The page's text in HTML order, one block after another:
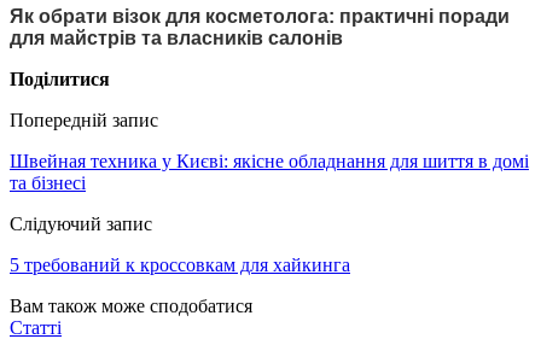
Як обрати візок для косметолога: практичні поради
для майстрів та власників салонів
Поділитися
Попередній запис
Швейная техника у Києві: якісне обладнання для шиття в домі
та бізнесі
Слідуючий запис
5 требований к кроссовкам для хайкинга
Вам також може сподобатися
Статті